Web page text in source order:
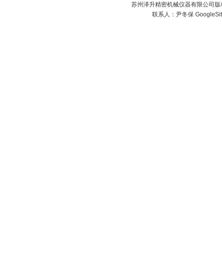
苏州泽升精密机械仪器有限公司
联系人：尹冬保